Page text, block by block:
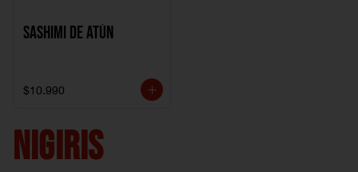
Sashimi de Atún
$10.990
NIGIRIS